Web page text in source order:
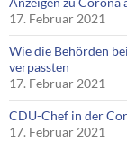
17. Februar 2021
Wie die Behörden
verpassten
17. Februar 2021
CDU-Chef in der
17. Februar 2021